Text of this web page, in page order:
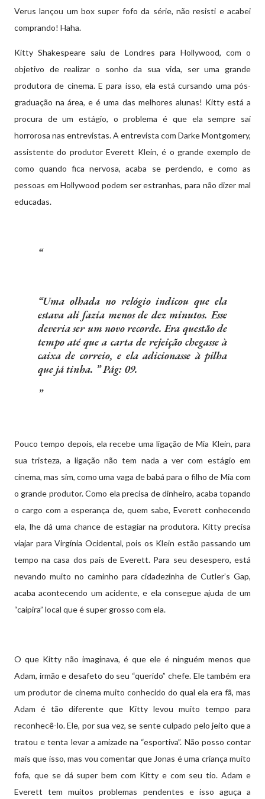
Verus lançou um box super fofo da série, não resisti e acabei
comprando! Haha.
Kitty Shakespeare saiu de Londres para Hollywood, com o
objetivo de realizar o sonho da sua vida, ser uma grande
produtora de cinema. E para isso, ela está cursando uma pós-
graduação na área, e é uma das melhores alunas! Kitty está a
procura de um estágio, o problema é que ela sempre sai
horrorosa nas entrevistas. A entrevista com Darke Montgomery,
assistente do produtor Everett Klein, é o grande exemplo de
como quando fica nervosa, acaba se perdendo, e como as
pessoas em Hollywood podem ser estranhas, para não dizer mal
educadas.
“Uma olhada no relógio indicou que ela
estava ali fazia menos de dez minutos. Esse
deveria ser um novo recorde. Era questão de
tempo até que a carta de rejeição chegasse à
caixa de correio, e ela adicionasse à pilha
que já tinha. ” Pág: 09.
Pouco tempo depois, ela recebe uma ligação de Mia Klein, para
sua tristeza, a ligação não tem nada a ver com estágio em
cinema, mas sim, como uma vaga de babá para o filho de Mia com
o grande produtor. Como ela precisa de dinheiro, acaba topando
o cargo com a esperança de, quem sabe, Everett conhecendo
ela, lhe dá uma chance de estagiar na produtora. Kitty precisa
viajar para Virgínia Ocidental, pois os Klein estão passando um
tempo na casa dos pais de Everett. Para seu desespero, está
nevando muito no caminho para cidadezinha de Cutler’s Gap,
acaba acontecendo um acidente, e ela consegue ajuda de um
“caipira” local que é super grosso com ela.
O que Kitty não imaginava, é que ele é ninguém menos que
Adam, irmão e desafeto do seu “querido” chefe. Ele também era
um produtor de cinema muito conhecido do qual ela era fã, mas
Adam é tão diferente que Kitty levou muito tempo para
reconhecê-lo. Ele, por sua vez, se sente culpado pelo jeito que a
tratou e tenta levar a amizade na “esportiva”. Não posso contar
mais que isso, mas vou comentar que Jonas é uma criança muito
fofa, que se dá super bem com Kitty e com seu tio. Adam e
Everett tem muitos problemas pendentes e isso aguça a